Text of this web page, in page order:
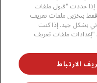
إذا حددت "قبول ملفات
بتخزين ملفات تعريف
بشكل جيد. إذا كنت
"إعدادات ملفات تعريف
الارتباط